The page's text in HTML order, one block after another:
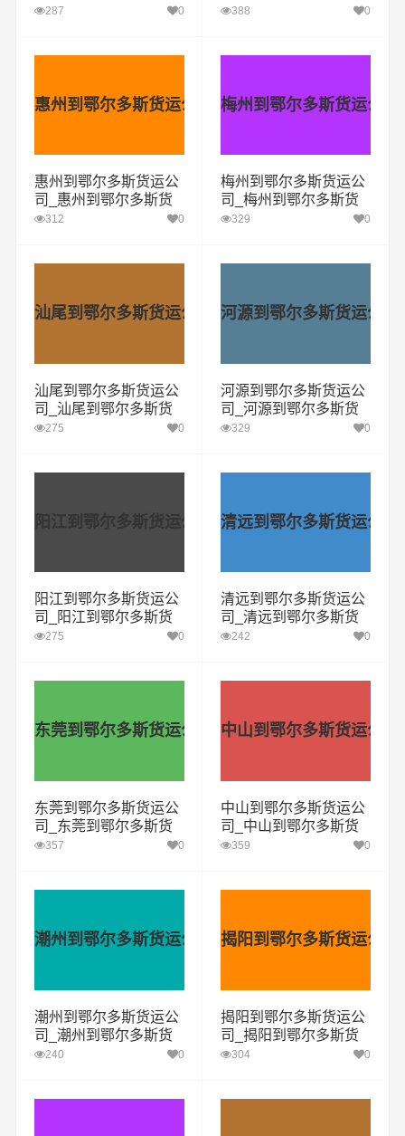
运专线
287 0
运专线
388 0
惠州到鄂尔多斯货运公司
惠州到鄂尔多斯货运公
司_惠州到鄂尔多斯货
运专线
312 0
梅州到鄂尔多斯货运公司
梅州到鄂尔多斯货运公
司_梅州到鄂尔多斯货
运专线
329 0
汕尾到鄂尔多斯货运公司
汕尾到鄂尔多斯货运公
司_汕尾到鄂尔多斯货
运专线
275 0
河源到鄂尔多斯货运公司
河源到鄂尔多斯货运公
司_河源到鄂尔多斯货
运专线
329 0
阳江到鄂尔多斯货运公司
阳江到鄂尔多斯货运公
司_阳江到鄂尔多斯货
运专线
275 0
清远到鄂尔多斯货运公司
清远到鄂尔多斯货运公
司_清远到鄂尔多斯货
运专线
242 0
东莞到鄂尔多斯货运公司
东莞到鄂尔多斯货运公
司_东莞到鄂尔多斯货
运专线
357 0
中山到鄂尔多斯货运公司
中山到鄂尔多斯货运公
司_中山到鄂尔多斯货
运专线
359 0
潮州到鄂尔多斯货运公司
潮州到鄂尔多斯货运公
司_潮州到鄂尔多斯货
运专线
240 0
揭阳到鄂尔多斯货运公司
揭阳到鄂尔多斯货运公
司_揭阳到鄂尔多斯货
运专线
304 0